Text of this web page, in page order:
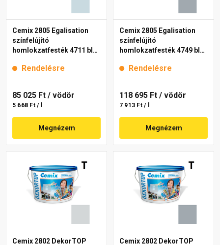
Cemix 2805 Egalisation
színfelújító
homlokzatfesték 4711 blue
Rendelésre
85 025 Ft / vödör
5 668 Ft / l
Megnézem
Cemix 2805 Egalisation
színfelújító
homlokzatfesték 4749 blue
Rendelésre
118 695 Ft / vödör
7 913 Ft / l
Megnézem
Cemix 2802 DekorTOP Cemix 2802 DekorTOP